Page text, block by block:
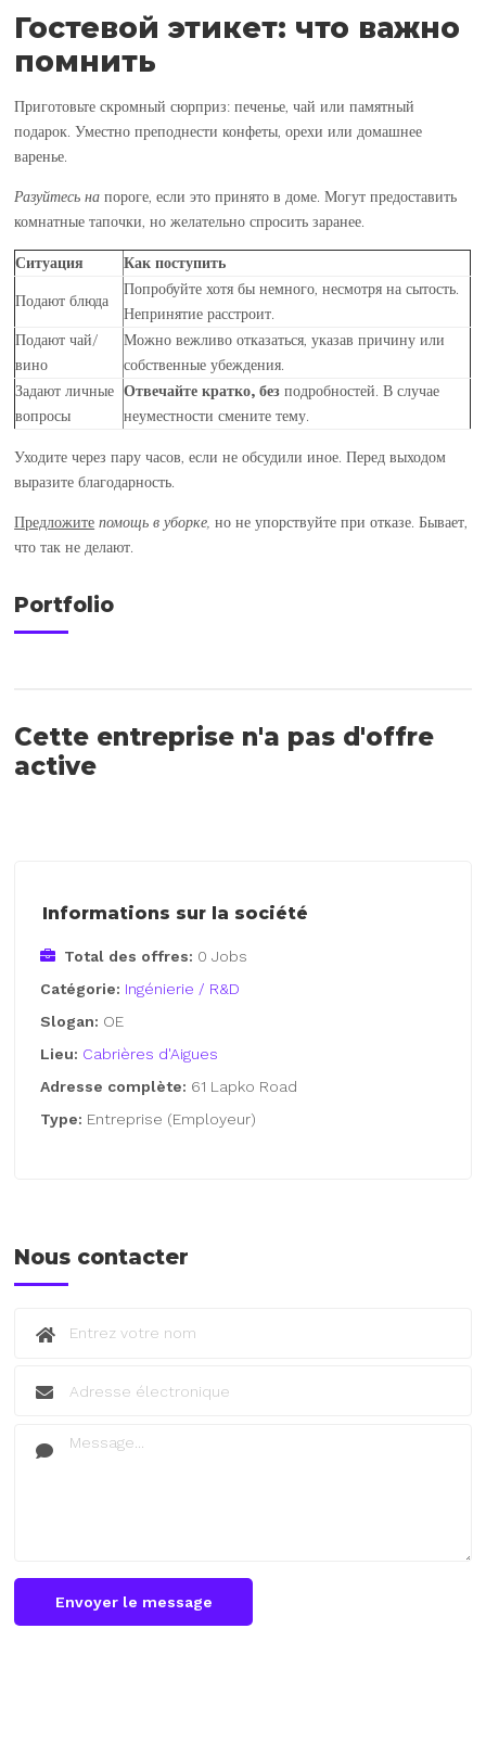
Гостевой этикет: что важно
помнить
Приготовьте скромный сюрприз: печенье, чай или памятный
подарок. Уместно преподнести конфеты, орехи или домашнее
варенье.
Разуйтесь на пороге, если это принято в доме. Могут предоставить
комнатные тапочки, но желательно спросить заранее.
Ситуация Как поступить
Подают блюда
Попробуйте хотя бы немного, несмотря на сытость.
Непринятие расстроит.
Подают чай/
вино
Можно вежливо отказаться, указав причину или
собственные убеждения.
Задают личные
вопросы
Отвечайте кратко, без подробностей. В случае
неуместности смените тему.
Уходите через пару часов, если не обсудили иное. Перед выходом
выразите благодарность.
Предложите помощь в уборке, но не упорствуйте при отказе. Бывает,
что так не делают.
Portfolio
Cette entreprise n'a pas d'offre
active
Informations sur la société
Total des offres: 0 Jobs
Catégorie: Ingénierie / R&D
Slogan: OE
Lieu: Cabrières d'Aigues
Adresse complète: 61 Lapko Road
Type: Entreprise (Employeur)
Nous contacter
Envoyer le message